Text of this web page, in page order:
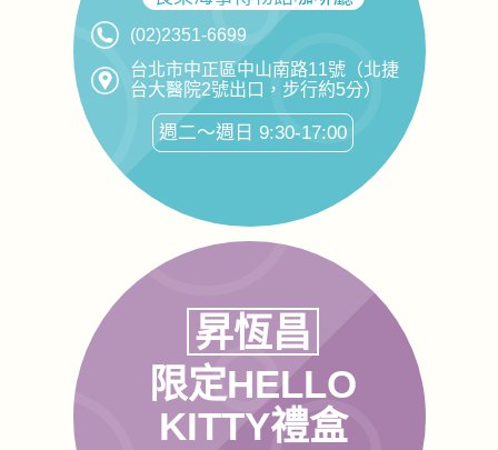
(02)2351-6699
台北市中正區中山南路11號（北捷
台大醫院2號出口，步行約5分）
週二～週日 9:30-17:00
昇恆昌
限定HELLO
KITTY禮盒